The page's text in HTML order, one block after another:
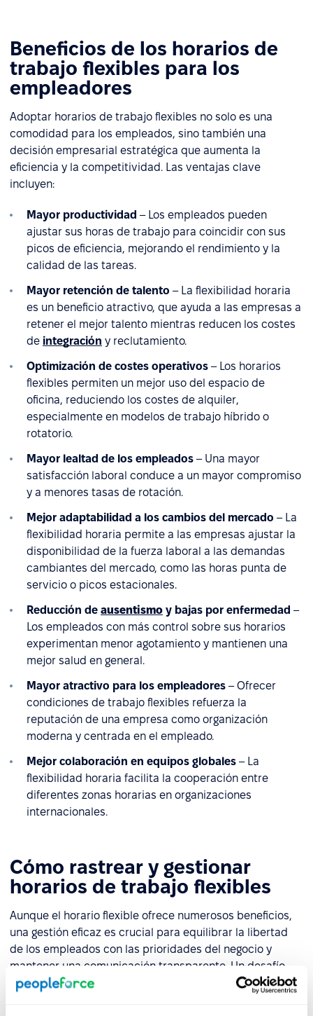
Beneficios de los horarios de
trabajo flexibles para los
empleadores
Adoptar horarios de trabajo flexibles no solo es una
comodidad para los empleados, sino también una
decisión empresarial estratégica que aumenta la
eficiencia y la competitividad. Las ventajas clave
incluyen:
Mayor productividad – Los empleados pueden
ajustar sus horas de trabajo para coincidir con sus
picos de eficiencia, mejorando el rendimiento y la
calidad de las tareas.
Mayor retención de talento – La flexibilidad horaria
es un beneficio atractivo, que ayuda a las empresas a
retener el mejor talento mientras reducen los costes
de integración y reclutamiento.
Optimización de costes operativos – Los horarios
flexibles permiten un mejor uso del espacio de
oficina, reduciendo los costes de alquiler,
especialmente en modelos de trabajo híbrido o
rotatorio.
Mayor lealtad de los empleados – Una mayor
satisfacción laboral conduce a un mayor compromiso
y a menores tasas de rotación.
Mejor adaptabilidad a los cambios del mercado – La
flexibilidad horaria permite a las empresas ajustar la
disponibilidad de la fuerza laboral a las demandas
cambiantes del mercado, como las horas punta de
servicio o picos estacionales.
Reducción de ausentismo y bajas por enfermedad –
Los empleados con más control sobre sus horarios
experimentan menor agotamiento y mantienen una
mejor salud en general.
Mayor atractivo para los empleadores – Ofrecer
condiciones de trabajo flexibles refuerza la
reputación de una empresa como organización
moderna y centrada en el empleado.
Mejor colaboración en equipos globales – La
flexibilidad horaria facilita la cooperación entre
diferentes zonas horarias en organizaciones
internacionales.
Cómo rastrear y gestionar
horarios de trabajo flexibles
Aunque el horario flexible ofrece numerosos beneficios,
una gestión eficaz es crucial para equilibrar la libertad
de los empleados con las prioridades del negocio y
mantener una comunicación transparente. Un desafío
clave es monitorear las horas de trabajo y la eficiencia